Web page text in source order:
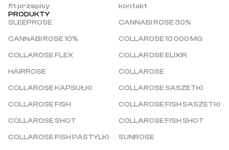
fit przepisy
kontakt
PRODUKTY
SLEEPROSE
CANNABI ROSE 30%
CANNABI ROSE 10%
COLLAROSE 10 000 MG
COLLAROSE FLEX
COLLAROSE ELIXIR
HAIRROSE
COLLAROSE
COLLAROSE KAPSUŁKI
COLLAROSE SASZETKI
COLLAROSE FISH
COLLAROSE FISH SASZETKI
COLLAROSE SHOT
COLLAROSE FISH SHOT
COLLAROSE FISH PASTYLKI
SUNROSE